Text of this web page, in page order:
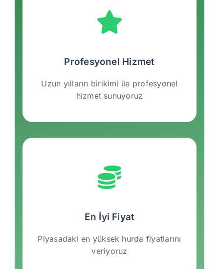
Profesyonel Hizmet
Uzun yılların birikimi ile profesyonel
hizmet sunuyoruz
En İyi Fiyat
Piyasadaki en yüksek hurda fiyatlarını
veriyoruz